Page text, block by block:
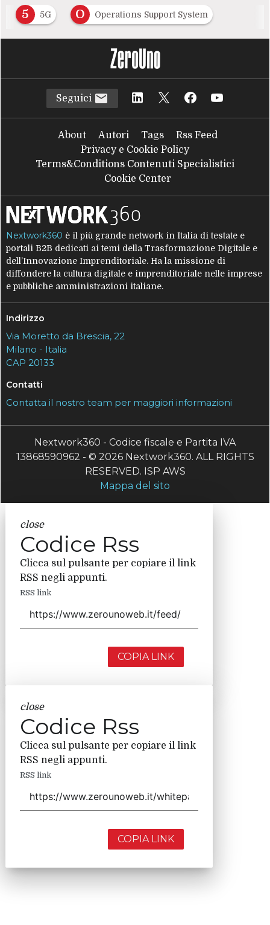
5 5G O Operations Support System
Seguici
About Autori Tags
Rss Feed
Privacy e Cookie Policy
Terms&Conditions Contenuti Specialistici
Cookie Center
Nextwork360 è il più grande network in Italia di testate e
portali B2B dedicati ai temi della Trasformazione Digitale e
dell’Innovazione Imprenditoriale. Ha la missione di
diffondere la cultura digitale e imprenditoriale nelle imprese
e pubbliche amministrazioni italiane.
Indirizzo
Via Moretto da Brescia, 22
Milano - Italia
CAP 20133
Contatti
Contatta il nostro team per maggiori informazioni
Nextwork360 - Codice fiscale e Partita IVA
13868590962 - © 2026 Nextwork360. ALL RIGHTS
RESERVED. ISP AWS
Mappa del sito
close
Codice Rss
Clicca sul pulsante per copiare il link
RSS negli appunti.
RSS link
COPIA LINK
close
Codice Rss
Clicca sul pulsante per copiare il link
RSS negli appunti.
RSS link
COPIA LINK